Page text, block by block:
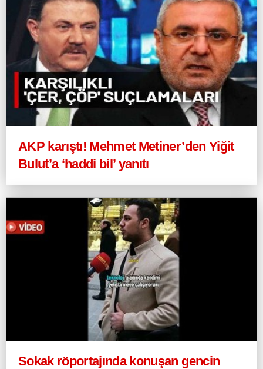
AKP karıştı! Mehmet Metiner’den Yiğit
Bulut’a ‘haddi bil’ yanıtı
Sokak röportajında konuşan gencin